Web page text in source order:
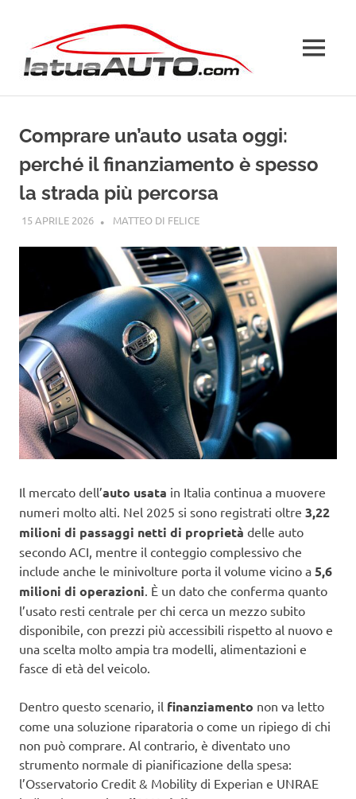
contenuto
MENU
Comprare un’auto usata oggi:
perché il finanziamento è spesso
la strada più percorsa
15 APRILE 2026 MATTEO DI FELICEGUIDE
Il mercato dell’auto usata in Italia continua a muovere
numeri molto alti. Nel 2025 si sono registrati oltre 3,22
milioni di passaggi netti di proprietà delle auto
secondo ACI, mentre il conteggio complessivo che
include anche le minivolture porta il volume vicino a 5,6
milioni di operazioni. È un dato che conferma quanto
l’usato resti centrale per chi cerca un mezzo subito
disponibile, con prezzi più accessibili rispetto al nuovo e
una scelta molto ampia tra modelli, alimentazioni e
fasce di età del veicolo.
Dentro questo scenario, il finanziamento non va letto
come una soluzione riparatoria o come un ripiego di chi
non può comprare. Al contrario, è diventato uno
strumento normale di pianificazione della spesa:
l’Osservatorio Credit & Mobility di Experian e UNRAE